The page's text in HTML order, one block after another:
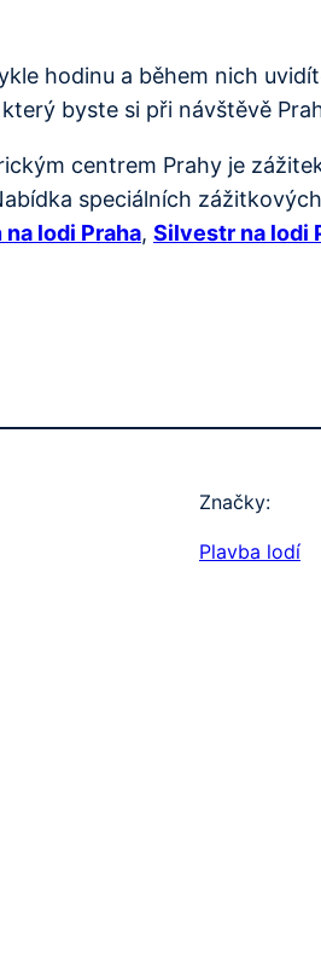
hodinu a během nich
byste si při návštěvě
centrem Prahy je
speciálních
lodi Praha, Silvestr na lodi
Značky:
Plavba lodí